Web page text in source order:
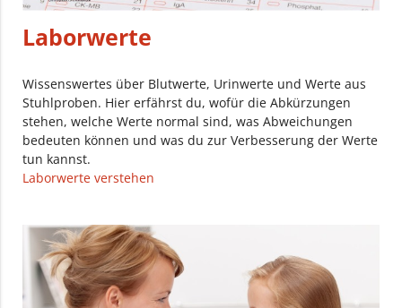
Laborwerte
Wissenswertes über Blutwerte, Urinwerte und Werte aus
Stuhlproben. Hier erfährst du, wofür die Abkürzungen
stehen, welche Werte normal sind, was Abweichungen
bedeuten können und was du zur Verbesserung der Werte
tun kannst.
Laborwerte verstehen